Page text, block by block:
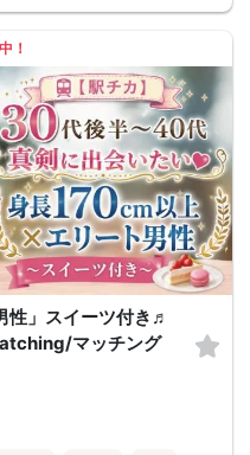
！
性」スイーツ付き♬
マッチング